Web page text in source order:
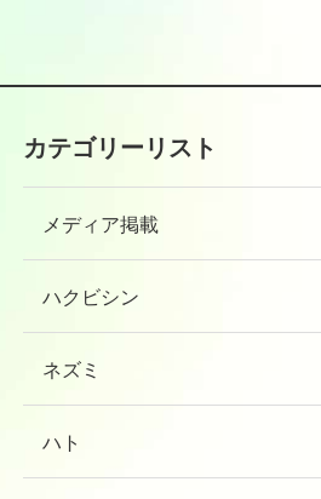
カテゴリーリスト
メディア掲載
ハクビシン
ネズミ
ハト